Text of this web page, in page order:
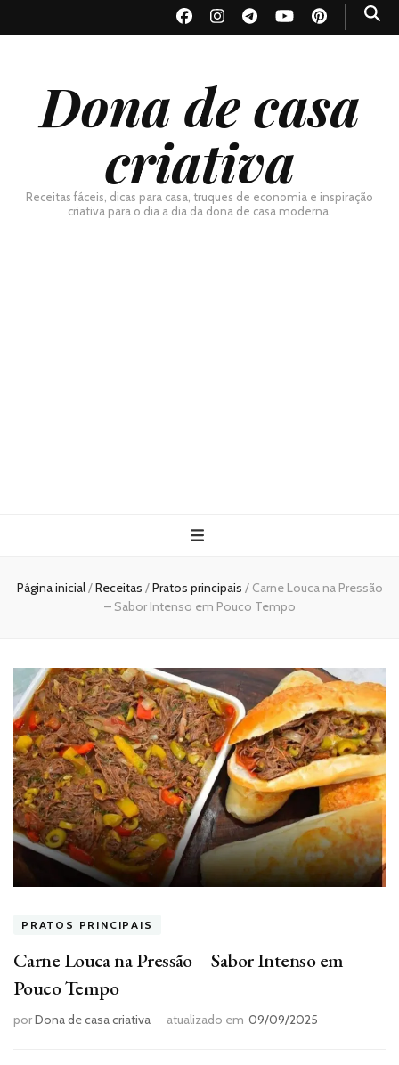
Dona de casa
criativa
Receitas fáceis, dicas para casa, truques de economia e inspiração
criativa para o dia a dia da dona de casa moderna.
Página inicial/Receitas /Pratos principais / Carne Louca na Pressão
– Sabor Intenso em Pouco Tempo
PRATOS PRINCIPAIS
Carne Louca na Pressão – Sabor Intenso em
Pouco Tempo
porDona de casa criativa atualizado em 09/09/2025